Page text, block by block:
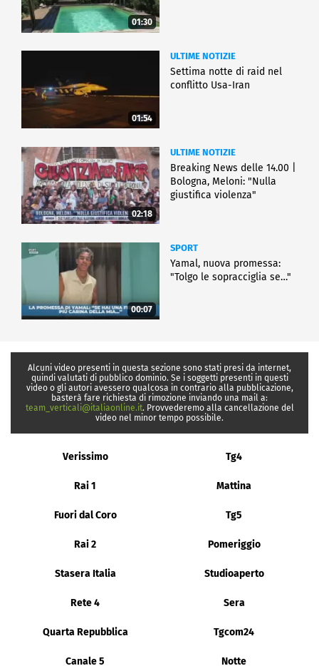
01:30
01:54
ULTIME NOTIZIE
Settima notte di raid nel
conflitto Usa-Iran
02:18
ULTIME NOTIZIE
Breaking News delle 14.00 |
Bologna, Meloni: "Nulla
giustifica violenza"
00:07
SPORT
Yamal, nuova promessa:
"Tolgo le sopracciglia se…"
Alcuni video presenti in questa sezione sono stati presi da internet,
quindi valutati di pubblico dominio. Se i soggetti presenti in questi
video o gli autori avessero qualcosa in contrario alla pubblicazione,
basterà fare richiesta di rimozione inviando una mail a:
team_verticali@italiaonline.it. Provvederemo alla cancellazione del
video nel minor tempo possibile.
Verissimo Tg4
Rai 1 Mattina
Fuori dal Coro Tg5
Rai 2 Pomeriggio
Stasera Italia Studioaperto
Rete 4 Sera
Quarta Repubblica Tgcom24
Canale 5 Notte